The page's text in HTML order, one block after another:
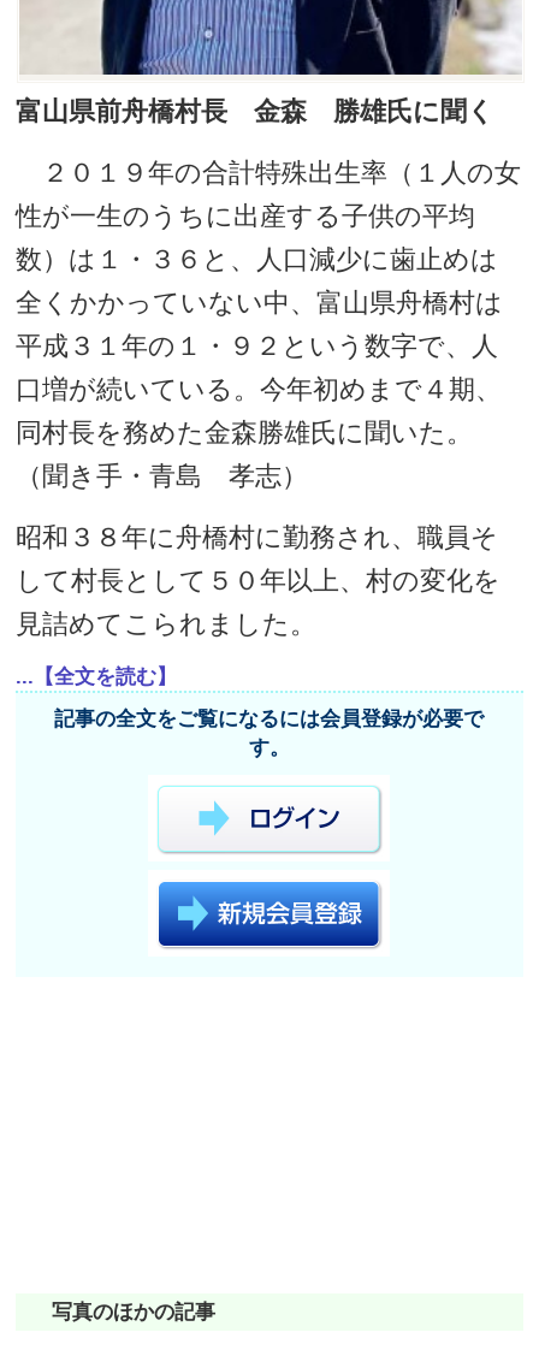
富山県前舟橋村長 金森 勝雄氏に聞く
２０１９年の合計特殊出生率（１人の女
性が一生のうちに出産する子供の平均
数）は１・３６と、人口減少に歯止めは
全くかかっていない中、富山県舟橋村は
平成３１年の１・９２という数字で、人
口増が続いている。今年初めまで４期、
同村長を務めた金森勝雄氏に聞いた。
（聞き手・青島 孝志）
昭和３８年に舟橋村に勤務され、職員そ
して村長として５０年以上、村の変化を
見詰めてこられました。
...【全文を読む】
記事の全文をご覧になるには会員登録が必要で
す。
写真のほかの記事